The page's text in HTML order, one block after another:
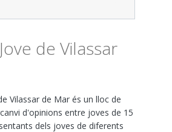
de Vilassar
Vilassar de Mar és un lloc de
d'opinions entre joves de 15
dels joves de diferents